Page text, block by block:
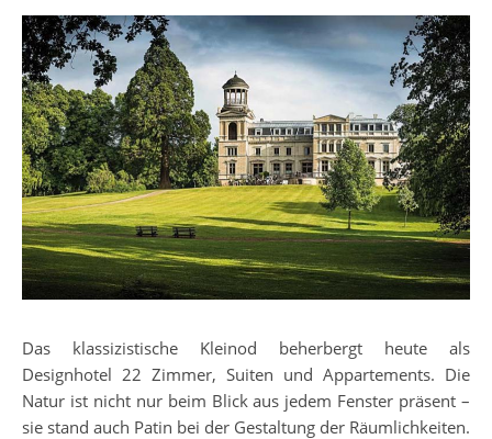
Das klassizistische Kleinod beherbergt heute als
Designhotel 22 Zimmer, Suiten und Appartements. Die
Natur ist nicht nur beim Blick aus jedem Fenster präsent –
sie stand auch Patin bei der Gestaltung der Räumlichkeiten.